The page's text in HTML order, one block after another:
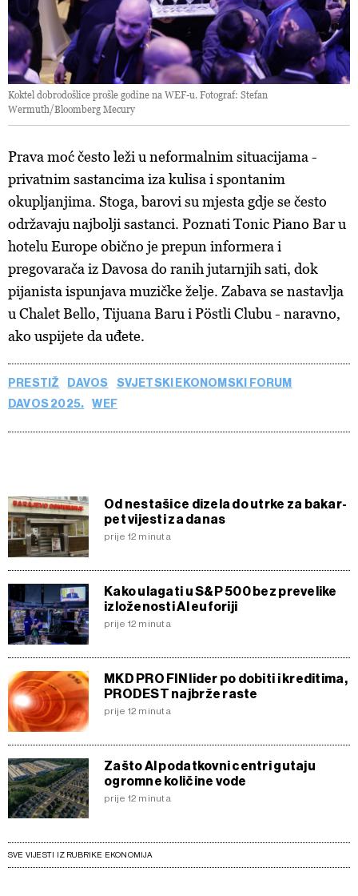
Koktel dobrodošlice prošle godine na WEF-u. Fotograf: Stefan
Wermuth/Bloomberg Mecury
Prava moć često leži u neformalnim situacijama -
privatnim sastancima iza kulisa i spontanim
okupljanjima. Stoga, barovi su mjesta gdje se često
održavaju najbolji sastanci. Poznati Tonic Piano Bar u
hotelu Europe obično je prepun informera i
pregovarača iz Davosa do ranih jutarnjih sati, dok
pijanista ispunjava muzičke želje. Zabava se nastavlja
u Chalet Bello, Tijuana Baru i Pöstli Clubu - naravno,
ako uspijete da uđete.
PRESTIŽ DAVOS
SVJETSKI EKONOMSKI FORUM
DAVOS 2025.
WEF
Od nestašice dizela do utrke za bakar-
pet vijesti za danas
prije 12 minuta
Kako ulagati u S&P 500 bez prevelike
izloženosti AI euforiji
prije 12 minuta
MKD PRO FIN lider po dobiti i kreditima,
PRODEST najbrže raste
prije 12 minuta
Zašto AI podatkovni centri gutaju
ogromne količine vode
prije 12 minuta
SVE VIJESTI IZ RUBRIKE EKONOMIJA